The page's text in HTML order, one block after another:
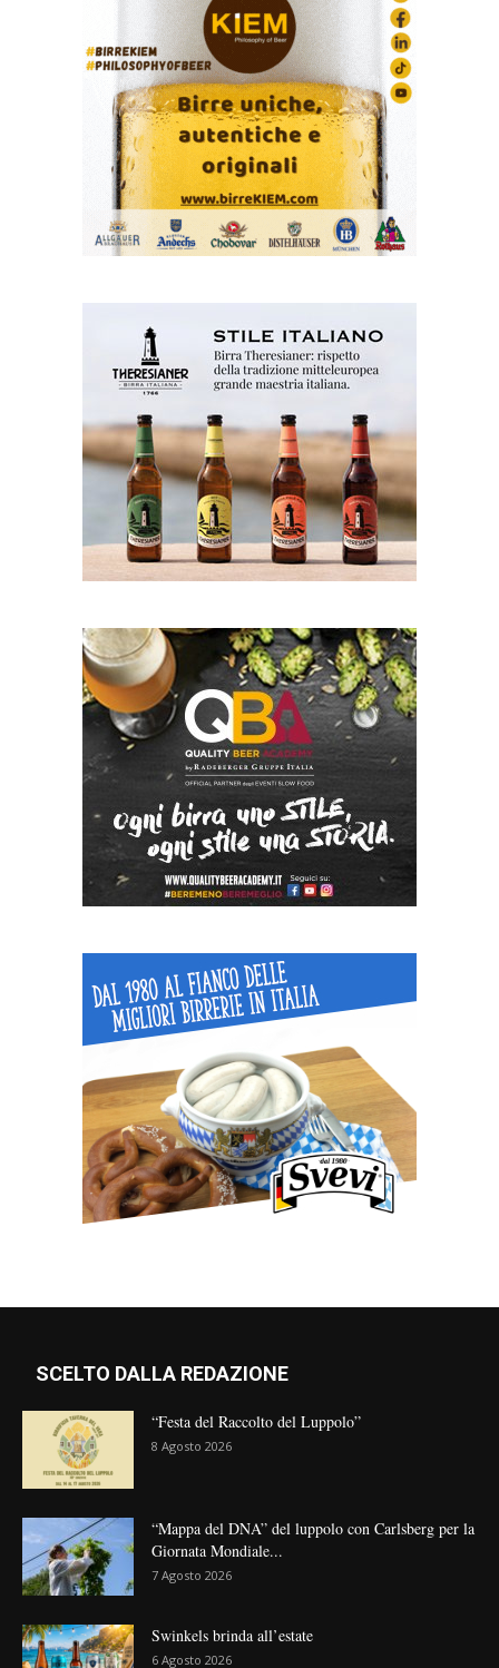
SCELTO DALLA REDAZIONE
“Festa del Raccolto del Luppolo”
8 Agosto 2026
“Mappa del DNA” del luppolo con Carlsberg per la
Giornata Mondiale...
7 Agosto 2026
Swinkels brinda all’estate
6 Agosto 2026